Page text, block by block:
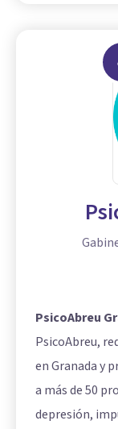
PsicoAbreu
PsicoAbreu,
en Granada y
a más de 50
depresión,